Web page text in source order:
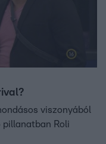
viszonyából
pillanatban Roli